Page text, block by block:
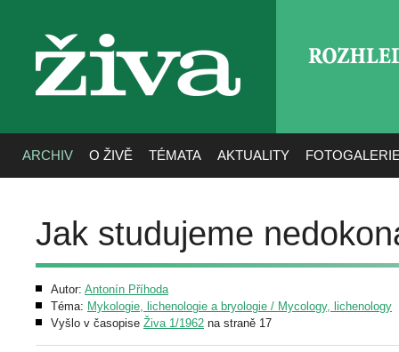
živa
ARCHIV O ŽIVĚ TÉMATA AKTUALITY
Jak studujeme
Autor: Antonín Příhoda
Téma: Mykologie, lichenologie a bryologie / Mycology, lichenology
Vyšlo v časopise Živa 1/1962 na straně 17